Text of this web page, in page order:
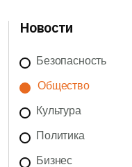
Новости
Безопасность
Общество
Культура
Политика
Бизнес